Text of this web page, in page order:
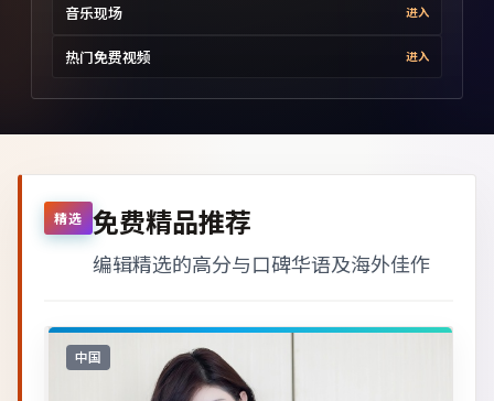
音乐现场 进入
热门免费视频 进入
精选 免费精品推荐
编辑精选的高分与口碑华语及海外佳作
中国